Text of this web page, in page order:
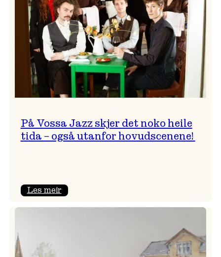
På Vossa Jazz skjer det noko heile
tida – også utanfor hovudscenene!
Les meir: